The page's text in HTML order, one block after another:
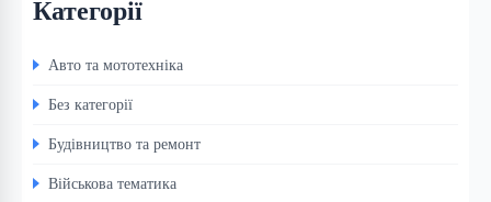
Категорії
Авто та мототехніка
Без категорії
Будівництво та ремонт
Військова тематика